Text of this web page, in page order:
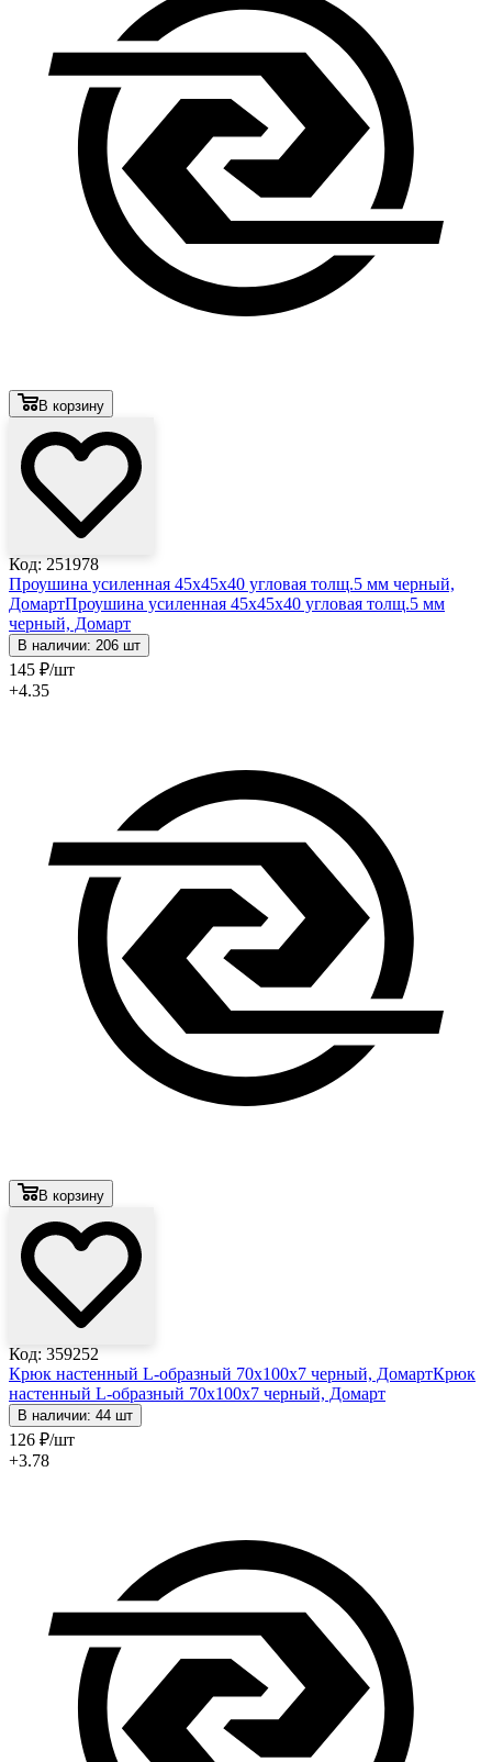
В корзину
Код: 251978
Проушина усиленная 45х45х40 угловая толщ.5 мм черный,
ДомартПроушина усиленная 45х45х40 угловая толщ.5 мм
черный, Домарт
В наличии: 206 шт
145 ₽/шт
+4.35
В корзину
Код: 359252
Крюк настенный L-образный 70х100х7 черный, ДомартКрюк
настенный L-образный 70х100х7 черный, Домарт
В наличии: 44 шт
126 ₽/шт
+3.78